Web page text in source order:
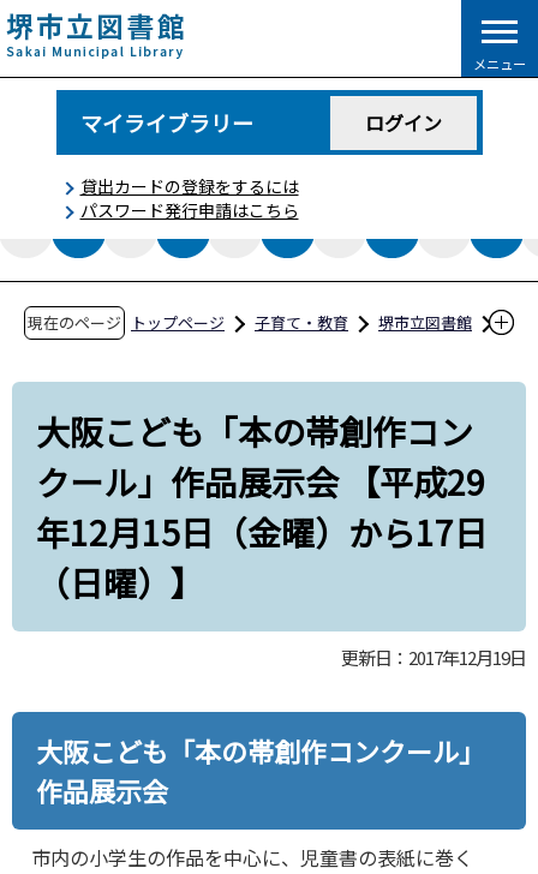
こ
の
ペ
で
メニュー
マイライブラリー ログイン
貸出カードの登録をするには
パスワード発行申請はこちら
現在のページ トップページ 子育て・教育
堺市立図書館
会 【平成29年12月15日（金曜）から17日（日
曜）】
大阪こども「本の帯創作コン
クール」作品展示会 【平成29
年12月15日（金曜）から17日
（日曜）】
更新日：2017年12月19日
大阪こども「本の帯創作コンクール」
作品展示会
市内の小学生の作品を中心に、児童書の表紙に巻く